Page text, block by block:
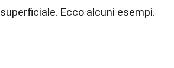
superficiale. Ecco alcuni esempi.